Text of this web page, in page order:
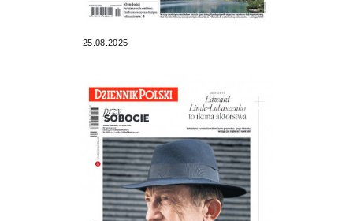
25.08.2025